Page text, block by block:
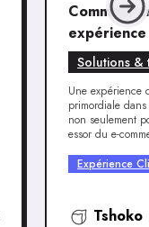
Comment
de vente à
Solutions &
Une expérience
primordiale
non seulement
essor du e-
Expérience
Tshoko